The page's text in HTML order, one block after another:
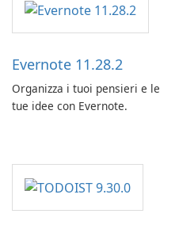
Evernote 11.28.2
Organizza i tuoi pensieri e le
tue idee con Evernote.